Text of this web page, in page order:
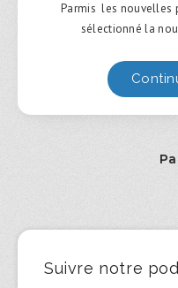
Parmis les nouvelles
sélectionné la
Suivre notre